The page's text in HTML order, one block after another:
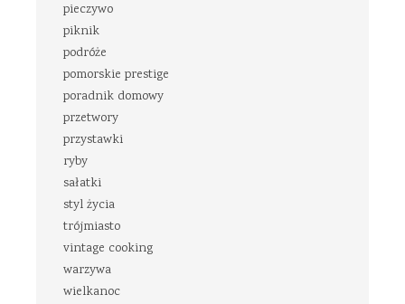
pieczywo
piknik
podróże
pomorskie prestige
poradnik domowy
przetwory
przystawki
ryby
sałatki
styl życia
trójmiasto
vintage cooking
warzywa
wielkanoc